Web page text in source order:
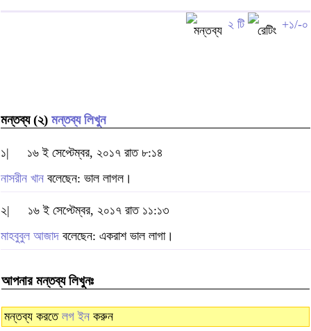
২ টি +১/-০
মন্তব্য (২) মন্তব্য লিখুন
১|
১৬ ই সেপ্টেম্বর, ২০১৭ রাত ৮:১৪
নাসরীন খান বলেছেন: ভাল লাগল।
২|
১৬ ই সেপ্টেম্বর, ২০১৭ রাত ১১:১৩
মাহবুবুল আজাদ বলেছেন: একরাশ ভাল লাগা।
আপনার মন্তব্য লিখুনঃ
মন্তব্য করতে লগ ইন করুন